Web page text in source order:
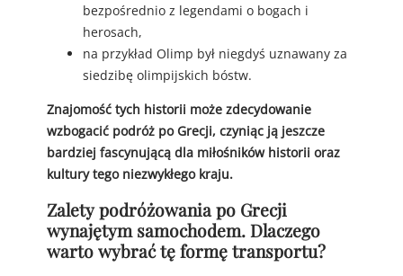
bezpośrednio z legendami o bogach i
herosach,
na przykład Olimp był niegdyś uznawany za
siedzibę olimpijskich bóstw.
Znajomość tych historii może zdecydowanie
wzbogacić podróż po Grecji, czyniąc ją jeszcze
bardziej fascynującą dla miłośników historii oraz
kultury tego niezwykłego kraju.
Zalety podróżowania po Grecji
wynajętym samochodem. Dlaczego
warto wybrać tę formę transportu?